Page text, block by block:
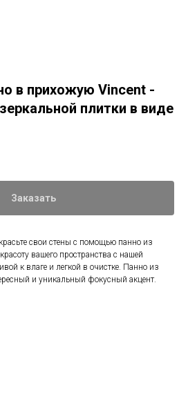
в прихожую Vincent -
плитки в виде
Заказать
свои стены с помощью панно из
вашего пространства с нашей
к влаге и легкой в очистке. Панно из
и уникальный фокусный акцент.